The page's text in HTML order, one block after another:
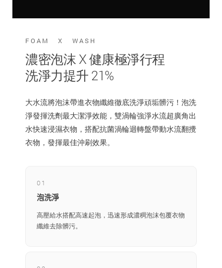
FOAM X WASH
濃密泡沫 X 健康極淨行程
洗淨力提升 21%
大水流將泡沫帶進衣物纖維徹底洗淨頑垢髒污！泡洗
淨發揮洗劑最大潔淨效能，雙渦輪強淨水流超廣角出
水快速浸濕衣物，搭配抗菌渦輪迴轉盤帶動水流翻攪
衣物，發揮最佳沖刷效果。
01
泡洗淨
高壓給水搭配高速起泡，迅速形成濃稠泡沫包覆衣物
纖維去除髒污。